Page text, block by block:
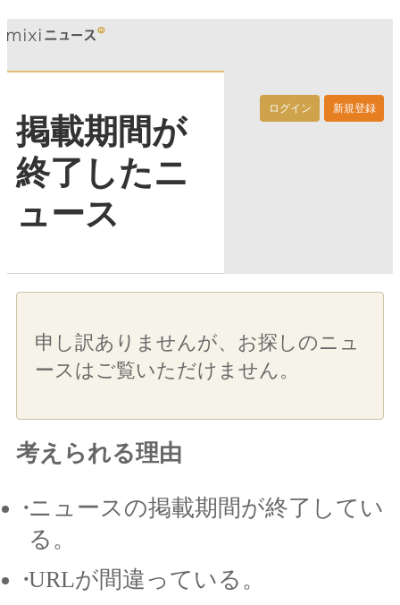
ログイン 新規登録
掲載期間が
終了したニ
ュース
申し訳ありませんが、お探しのニュ
ースはご覧いただけません。
考えられる理由
ニュースの掲載期間が終了してい
る。
URLが間違っている。